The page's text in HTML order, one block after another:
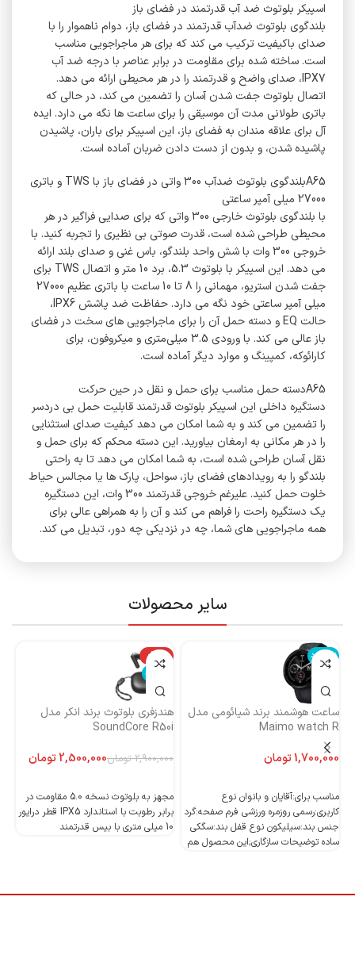
اسپیکر بلوتوث ضد آب قدرتمند در فضای باز
بلندگوی بلوتوث ضدآب قدرتمند در فضای باز، دوام ناهموار را با
صدای باکیفیت ترکیب می کند که برای هر ماجراجویی مناسب
است. ساخته شده برای مقاومت در برابر عناصر با درجه ضد آب
IPX7، صدای واضح و قدرتمند را در هر محیطی ارائه می دهد.
اتصال بلوتوث جفت شدن آسان را تضمین می کند، در حالی که
باتری طولانی مدت آن موسیقی را برای ساعت ها نگه می دارد. ایده
آل برای علاقه مندان به فضای باز، این اسپیکر برای باران، پاشیدن
پاشیده شدن، و بدون از دست دادن ضربان آماده است.
A65بلندگوی بلوتوث ضدآب 300 واتی در فضای باز با TWS و باتری
27000 میلی آمپر ساعتی
با بلندگوی بلوتوث خارجی 300 واتی که برای صدایی فراگیر در هر
محیطی طراحی شده است، قدرت صوتی بی نظیری را تجربه کنید. با
خروجی 300 وات با شش واحد بلندگو، باس غنی و صدای بلند ارائه
می دهد. این اسپیکر با بلوتوث 5.3، برد 10 متر و اتصال TWS برای
جفت شدن استریو، مهمانی را 8 تا 10 ساعت با باتری عظیم 27000
میلی آمپر ساعتی خود نگه می دارد. حفاظت ضد پاشش IPX6،
حالت EQ و دسته حمل آن را برای ماجراجویی های سخت در فضای
باز عالی می کند. با ورودی 3.5 میلی‌متری و میکروفون، برای
کارائوکه، کمپینگ و موارد دیگر آماده است.
A65دسته حمل مناسب برای حمل و نقل در حین حرکت
دستگیره داخلی این اسپیکر بلوتوث قدرتمند قابلیت حمل بی دردسر
را تضمین می کند و به شما امکان می دهد کیفیت صدای استثنایی
را در هر مکانی به ارمغان بیاورید. این دسته محکم که برای حمل و
نقل آسان طراحی شده است، به شما امکان می دهد تا به راحتی
بلندگو را به رویدادهای فضای باز، سواحل، پارک ها یا مجالس حیاط
خلوت حمل کنید. علیرغم خروجی قدرتمند 300 وات، این دستگیره
یک دستگیره راحت را فراهم می کند و آن را به همراهی عالی برای
همه ماجراجویی های شما، چه در نزدیکی چه دور، تبدیل می کند.
سایر محصولات
ناموجود
ساعت هوشمند برند شیائومی مدل
Maimo watch R
تومان
مناسب برای:آقایان و بانوان نوع
کاربری:رسمی روزمره ورزشی فرم صفحه:گرد
جنس بند:سیلیکون نوع قفل بند:سگکی
ساده توضیحات سازگاری;این محصول هم
-14%
ناموجود
هندزفری بلوتوث برند انکر مدل
SoundCore R50i
2,900,000 تومان2,500,000تومان
مجهز به بلوتوث نسخه 5.0 مقاومت در
برابر رطوبت با استاندارد IPX5 قطر درایور
10 میلی متری با بیس قدرتمند